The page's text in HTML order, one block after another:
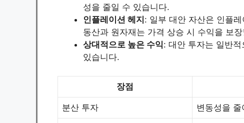
성을 줄일 수 있습니다.
인플레이션 헤지: 일부 대안 자산은 인플
동산과 원자재는 가격 상승 시 수익을 보
상대적으로 높은 수익: 대안 투자는 일반
있습니다.
장점
분산 투자 변동성을